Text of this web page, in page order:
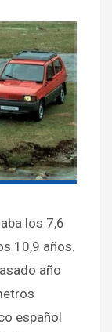
los 7,6
10,9 años.
año
español